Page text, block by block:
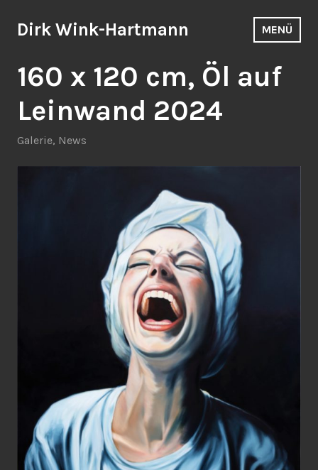
Inhalt
Dirk Wink-Hartmann MENÜ
160 x 120 cm, Öl auf
Leinwand 2024
Galerie, News